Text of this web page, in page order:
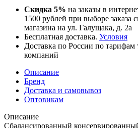
Скидка 5% на заказы в
1500 рублей при выборе
магазина на ул. Галущака, д. 2а
Бесплатная доставка. Условия
Доставка по России по тарифам
компаний
Описание
Бренд
Доставка и самовывоз
Оптовикам
Описание
Сбалансированный